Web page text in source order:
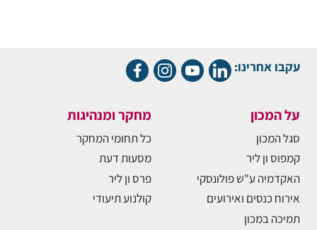
עקבו אחרינו:
על המכון
סגל המכון
קמפוס ון ליר
האקדמיה ע"ש פולונסקי
אירוח כנסים ואירועים
תמיכה במכון
מחקר ומנהיגות
כל תחומי המחקר
מסעות דעת
פרס ון ליר
קולנוע תיעודי